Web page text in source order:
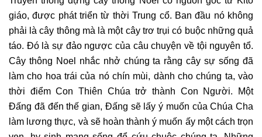
giáo, được phát triển từ thời Trung cổ. Ban đầu nó không
phải là cây thông mà là một cây trơ trụi có buộc những quả
táo. Đó là sự đảo ngược của câu chuyện về tội nguyên tổ.
Cây thông Noel nhắc nhở chúng ta rằng cây sự sống đã
làm cho hoa trái của nó chín mùi, dành cho chúng ta, vào
thời điểm Con Thiên Chúa trở thành Con Người. Một
Đấng đã đến thế gian, Đấng sẽ lấy ý muốn của Chúa Cha
làm lương thực, và sẽ hoàn thành ý muốn ấy một cách trọn